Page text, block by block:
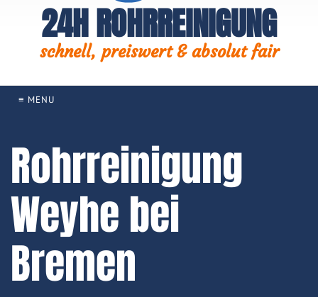
24H ROHRREINIGUNG
schnell, preiswert & absolut fair
≡ MENU
Rohrreinigung
Weyhe bei
Bremen